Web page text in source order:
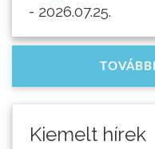
- 2026.07.25.
Kiemelt hírek